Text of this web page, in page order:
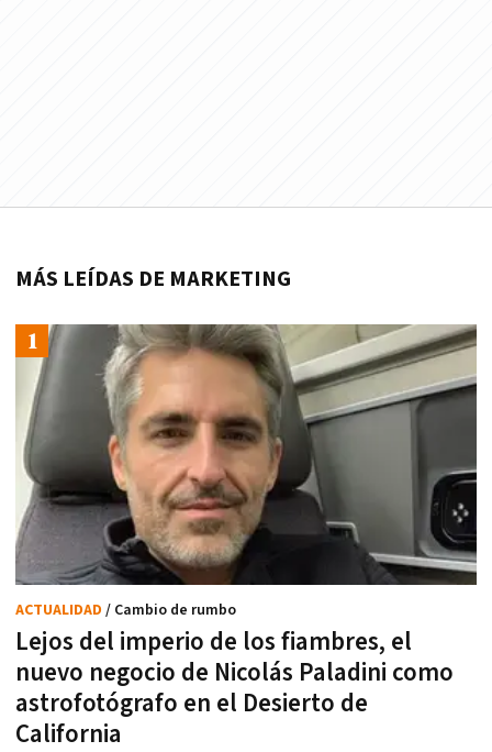
MÁS LEÍDAS DE MARKETING
Lejos del imperio de los fiambres, el
nuevo negocio de Nicolás Paladini como
astrofotógrafo en el Desierto de
California
ACTUALIDAD / Cambio de rumbo